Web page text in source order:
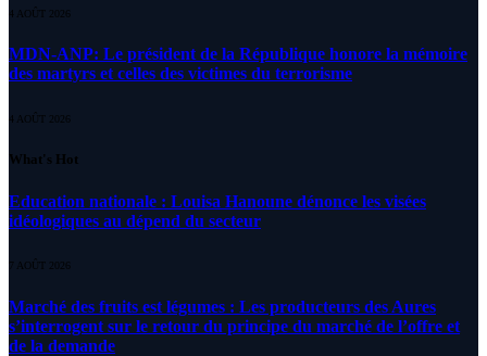
4 AOÛT 2026
MDN-ANP: Le président de la République honore la mémoire
des martyrs et celles des victimes du terrorisme
4 AOÛT 2026
What's Hot
Education nationale : Louisa Hanoune dénonce les visées
idéologiques au dépend du secteur
7 AOÛT 2026
Marché des fruits est légumes : Les producteurs des Aures
s’interrogent sur le retour du principe du marché de l’offre et
de la demande